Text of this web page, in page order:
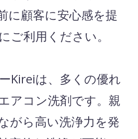
に顧客に安心感を提
ご利用ください。
Kireiは、多くの優れ
アコン洗剤です。親
がら高い洗浄力を発